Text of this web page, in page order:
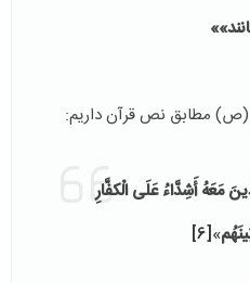
(ص) مطابق نص قرآن داریم:
مَعَهُ أَشِدَّاءُ عَلَى الْکفَّارِ
‏»
[6]